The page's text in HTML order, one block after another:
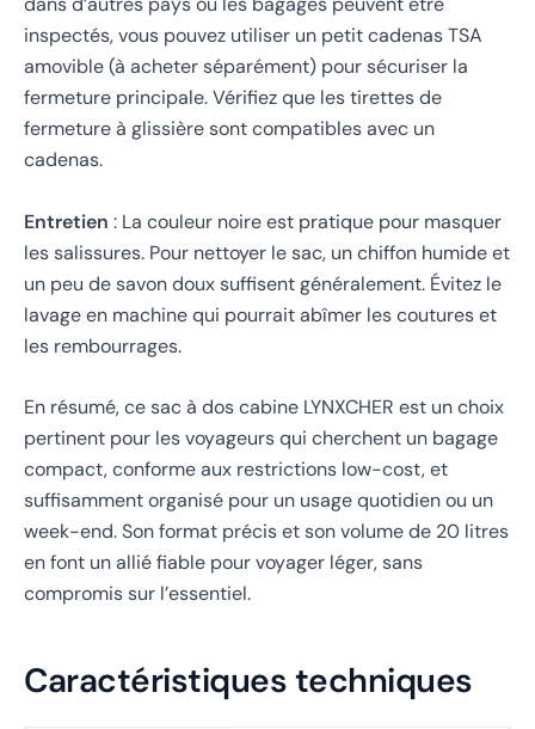
inspectés, vous pouvez utiliser un petit cadenas TSA
amovible (à acheter séparément) pour sécuriser la
fermeture principale. Vérifiez que les tirettes de
fermeture à glissière sont compatibles avec un
cadenas.
Entretien : La couleur noire est pratique pour masquer
les salissures. Pour nettoyer le sac, un chiffon humide et
un peu de savon doux suffisent généralement. Évitez le
lavage en machine qui pourrait abîmer les coutures et
les rembourrages.
En résumé, ce sac à dos cabine LYNXCHER est un choix
pertinent pour les voyageurs qui cherchent un bagage
compact, conforme aux restrictions low-cost, et
suffisamment organisé pour un usage quotidien ou un
week-end. Son format précis et son volume de 20 litres
en font un allié fiable pour voyager léger, sans
compromis sur l’essentiel.
Caractéristiques techniques